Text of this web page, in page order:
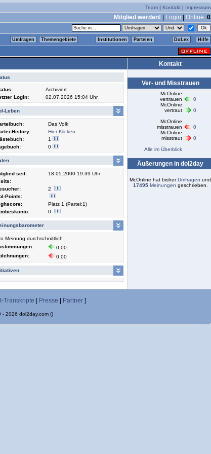
Team | Kontakt | Impressum
Mitglied werden! Login Online: 0
Umfragen Themengebiete Institutionen Parteien DoLex Hilfe
Archiviert
Login:
02.07.2026 15:04 Uhr
Leben
Das Volk
History
Hier Klicken
1
0
seit:
18.05.2000 19:39 Uhr
2
Points:
Platz 1 (Partei:1)
0
Meinung durchschnittlich
0,00
0,00
Kontakt
Ver- und Misstrauen
McOnline
vertrauen
0
McOnline
vertraut
0
McOnline
misstrauen
0
McOnline
misstraut
0
Alle im Überblick
Äußerungen in dol2day
McOnline hat bisherUmfragen und
17495Meinungen geschrieben.
Transkripte Presse Partner ]
- 2026 dol2day.com ()